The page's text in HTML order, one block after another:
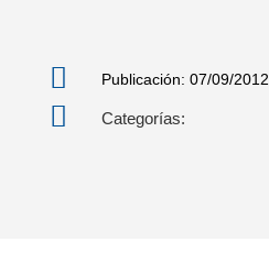
 Publicación: 07/09/2012
 Categorías: